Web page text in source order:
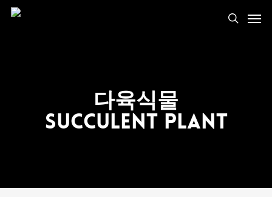
다육식물
Succulent Plant